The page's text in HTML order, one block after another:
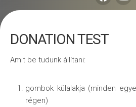
DONATION TEST
Amit be tudunk állítani:
gombok külalakja (minden
régen)